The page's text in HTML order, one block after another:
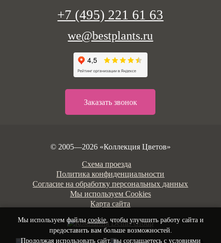
+7 (495) 221 61 63
we@bestplants.ru
Заказать звонок
© 2005—2026 «Коллекция Цветов»
Схема проезда
Политика конфиденциальности
Согласие на обработку персональных данных
Мы используем Cookies
Карта сайта
Мы используем файлыcookie, чтобы улучшить работу сайта и
предоставить вам больше возможностей.
Продолжая использовать сайт, вы соглашаетесь с условиями